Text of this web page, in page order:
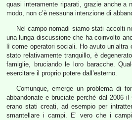
quasi interamente riparati, grazie anche a
modo, non c’è nessuna intenzione di
Nel campo nomadi siamo stati accolti
una lunga discussione che ha coinvolto
lì come operatori sociali. Ho avuto
stato relativamente tranquillo, è
famiglie, bruciando le loro baracche.
esercitare il proprio potere dall’esterno.
Comunque, emerge un problema di
abbandonate e bruciate perché dal 2006
erano stati creati, ad esempio per
smantellare i campi. E’ vero che i